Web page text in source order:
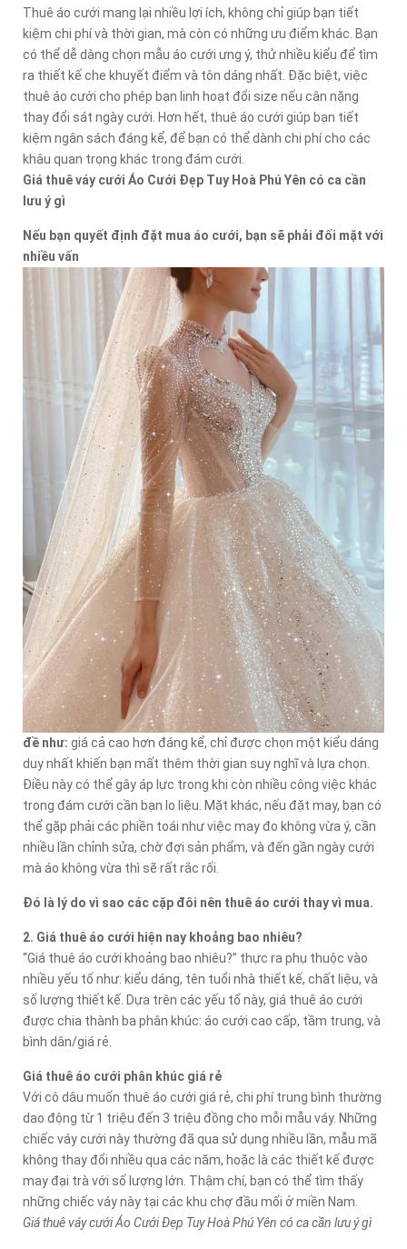
Thuê áo cưới mang lại nhiều lợi ích, không chỉ giúp bạn tiết
kiệm chi phí và thời gian, mà còn có những ưu điểm khác. Bạn
có thể dễ dàng chọn mẫu áo cưới ưng ý, thử nhiều kiểu để tìm
ra thiết kế che khuyết điểm và tôn dáng nhất. Đặc biệt, việc
thuê áo cưới cho phép bạn linh hoạt đổi size nếu cân nặng
thay đổi sát ngày cưới. Hơn hết, thuê áo cưới giúp bạn tiết
kiệm ngân sách đáng kể, để bạn có thể dành chi phí cho các
khâu quan trọng khác trong đám cưới.
Giá thuê váy cưới Áo Cưới Đẹp Tuy Hoà Phú Yên có ca cần
lưu ý gì
Nếu bạn quyết định đặt mua áo cưới, bạn sẽ phải đối mặt với
nhiều vấn
đề như: giá cả cao hơn đáng kể, chỉ được chọn một kiểu dáng
duy nhất khiến bạn mất thêm thời gian suy nghĩ và lựa chọn.
Điều này có thể gây áp lực trong khi còn nhiều công việc khác
trong đám cưới cần bạn lo liệu. Mặt khác, nếu đặt may, bạn có
thể gặp phải các phiền toái như việc may đo không vừa ý, cần
nhiều lần chỉnh sửa, chờ đợi sản phẩm, và đến gần ngày cưới
mà áo không vừa thì sẽ rất rắc rối.
Đó là lý do vì sao các cặp đôi nên thuê áo cưới thay vì mua.
2. Giá thuê áo cưới hiện nay khoảng bao nhiêu?
“Giá thuê áo cưới khoảng bao nhiêu?” thực ra phụ thuộc vào
nhiều yếu tố như: kiểu dáng, tên tuổi nhà thiết kế, chất liệu, và
số lượng thiết kế. Dựa trên các yếu tố này, giá thuê áo cưới
được chia thành ba phân khúc: áo cưới cao cấp, tầm trung, và
bình dân/giá rẻ.
Giá thuê áo cưới phân khúc giá rẻ
Với cô dâu muốn thuê áo cưới giá rẻ, chi phí trung bình thường
dao động từ 1 triệu đến 3 triệu đồng cho mỗi mẫu váy. Những
chiếc váy cưới này thường đã qua sử dụng nhiều lần, mẫu mã
không thay đổi nhiều qua các năm, hoặc là các thiết kế được
may đại trà với số lượng lớn. Thậm chí, bạn có thể tìm thấy
những chiếc váy này tại các khu chợ đầu mối ở miền Nam.
Giá thuê váy cưới Áo Cưới Đẹp Tuy Hoà Phú Yên có ca cần lưu ý gì